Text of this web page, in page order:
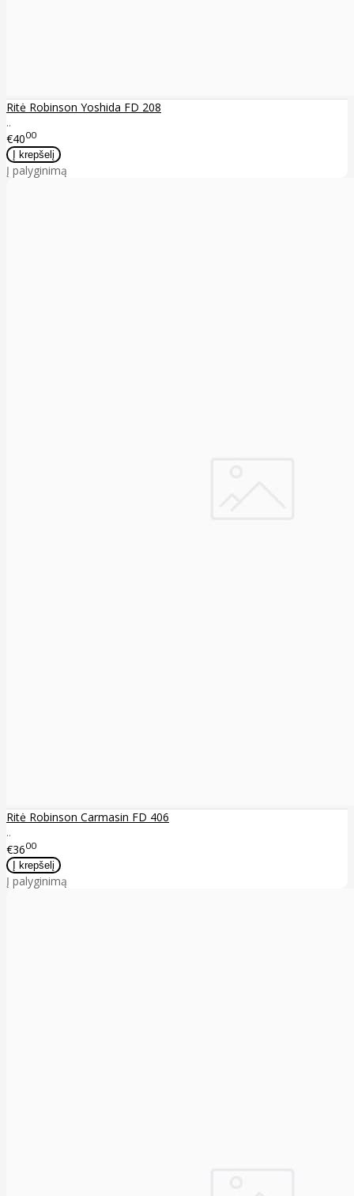
Ritė Robinson Yoshida FD 208
..
€4000
Į palyginimą
Ritė Robinson Carmasin FD 406
..
€3600
Į palyginimą